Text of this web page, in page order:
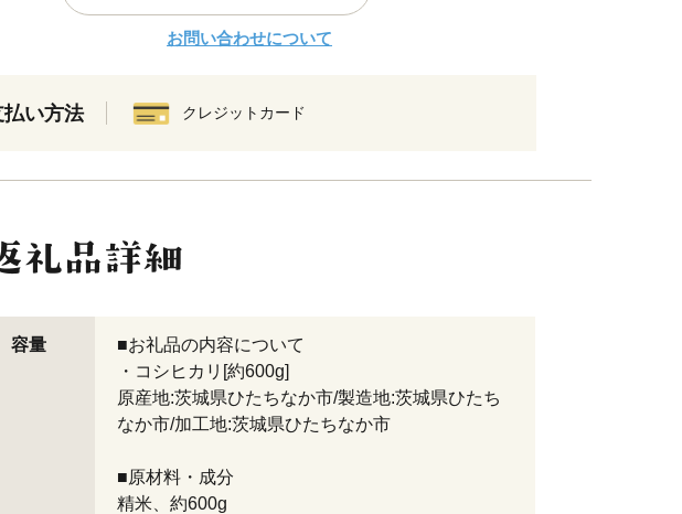
お問い合わせについて
払い方法 クレジットカード
容量
■お礼品の内容について
・コシヒカリ[約600g]
原産地:茨城県ひたちなか市/製造地:茨城県ひたち
なか市/加工地:茨城県ひたちなか市
■原材料・成分
精米、約600g